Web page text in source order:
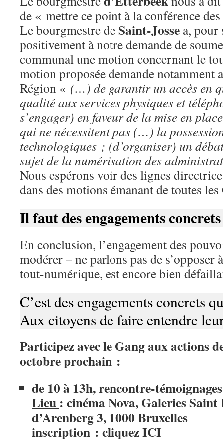
de « mettre ce point à la conférence
Le bourgmestre de Saint-Josse a, pour
positivement à notre demande de
communal une motion concernant le
motion proposée demande notamment
Région « (…) de garantir un accès en
qualité aux services physiques et
s’engager) en faveur de la mise en
qui ne nécessitent pas (…) la
technologiques ; (d’organiser) un
sujet de la numérisation des
Nous espérons voir des lignes
dans des motions émanant de toutes
Il faut des engagements
En conclusion, l’engagement des
modérer – ne parlons pas de s’opposer
tout-numérique, est encore bien
C’est des engagements concrets
Aux citoyens de faire entendre
Participez avec le Gang aux actions
octobre prochain :
de 10 à 13h, rencontre-témoignages
Lieu : cinéma Nova, Galeries
d’Arenberg 3, 1000 Bruxelles
inscription : cliquezICI